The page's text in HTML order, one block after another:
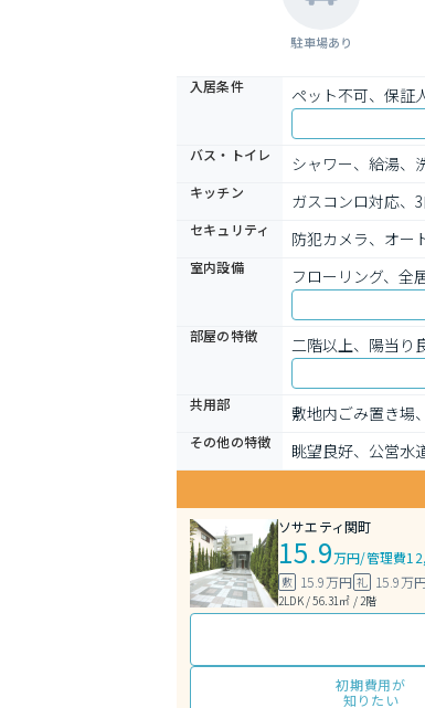
駐車場あり
入居条件 ペット不可、保証
バス・トイレ
シャワー、給湯、
キッチン ガスコンロ対応、
セキュリティ 防犯カメラ、オー
室内設備 フローリング、全
部屋の特徴
二階以上、陽当り
共用部
敷地内ごみ置き場
その他の特徴
眺望良好、公営水
ソサエティ関町
15.9万円/管理費
敷 15.9万円 礼 15.9万
2LDK / 56.31㎡ / 2階
初期費用が
知りたい